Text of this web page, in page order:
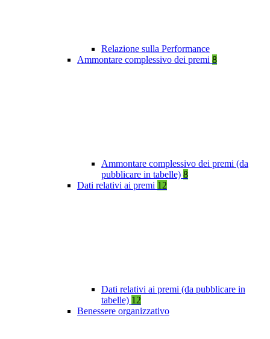
Relazione sulla Performance
Ammontare complessivo dei premi 8
Ammontare complessivo dei premi (da
pubblicare in tabelle) 8
Dati relativi ai premi 12
Dati relativi ai premi (da pubblicare in
tabelle) 12
Benessere organizzativo